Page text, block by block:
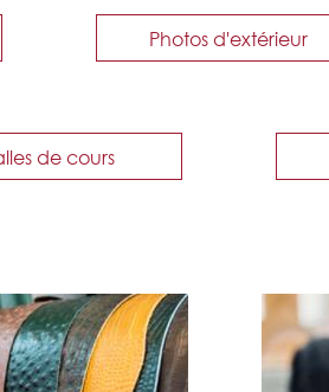
Photos d'extérieur
de cours